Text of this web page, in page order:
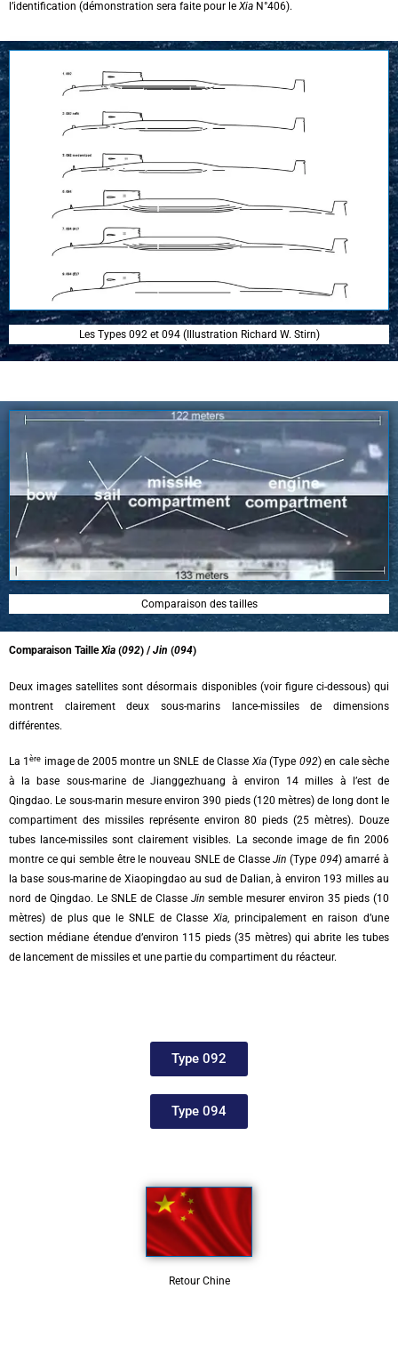
l’identification (démonstration sera faite pour le Xia N°406).
Les Types 092 et 094 (Illustration Richard W. Stirn)
Comparaison des tailles
Comparaison TailleXia (092) /Jin (094)
Deux images satellites sont désormais disponibles (voir figure ci-dessous) qui
montrent clairement deux sous-marins lance-missiles de dimensions
différentes.
La 1ère image de 2005 montre un SNLE de Classe Xia(Type 092) en cale sèche
à la base sous-marine de Jianggezhuang à environ 14 milles à l’est de
Qingdao. Le sous-marin mesure environ 390 pieds (120 mètres) de long dont le
compartiment des missiles représente environ 80 pieds (25 mètres). Douze
tubes lance-missiles sont clairement visibles.
La seconde image de fin 2006
montre ce qui semble être le nouveau SNLE de ClasseJin (Type 094) amarré à
la base sous-marine de Xiaopingdao au sud de Dalian, à environ 193 milles au
nord de Qingdao. Le SNLE de Classe Jin semble mesurer environ 35 pieds (10
mètres) de plus que le SNLE de Classe Xia, principalement en raison d’une
section médiane étendue d’environ 115 pieds (35 mètres) qui abrite les tubes
de lancement de missiles et une partie du compartiment du réacteur.
Type 092
Type 094
Retour Chine